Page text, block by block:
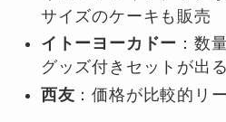
サイズのケーキも販売
イトーヨーカドー ：数
グッズ付きセットが出
西友 ：価格が比較的リ